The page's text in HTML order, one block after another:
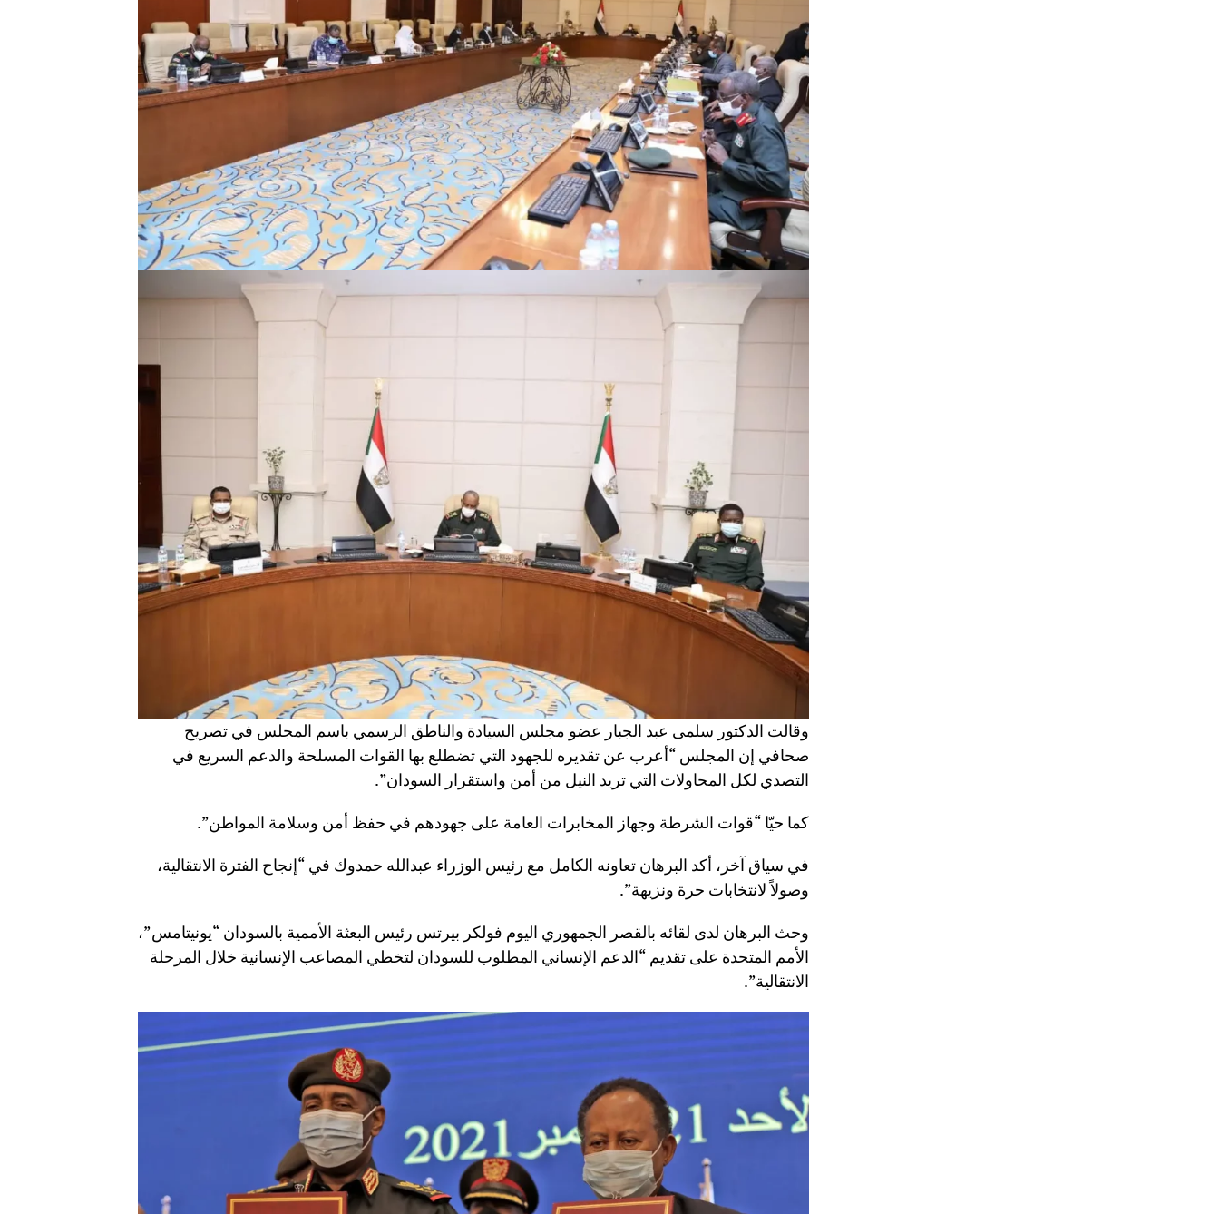
وقالت الدكتور سلمى عبد الجبار عضو مجلس السيادة والناطق الرسمي باسم المجلس في تصريح
صحافي إن المجلس “أعرب عن تقديره للجهود التي تضطلع بها القوات المسلحة والدعم السريع في
التصدي لكل المحاولات التي تريد النيل من أمن واستقرار السودان”.
كما حيّا “قوات الشرطة وجهاز المخابرات العامة على جهودهم في حفظ أمن وسلامة المواطن”.
في سياق آخر، أكد البرهان تعاونه الكامل مع رئيس الوزراء عبدالله حمدوك في “إنجاح الفترة الانتقالية،
وصولاً لانتخابات حرة ونزيهة”.
وحث البرهان لدى لقائه بالقصر الجمهوري اليوم فولكر بيرتس رئيس البعثة الأممية بالسودان “يونيتامس”،
الأمم المتحدة على تقديم “الدعم الإنساني المطلوب للسودان لتخطي المصاعب الإنسانية خلال المرحلة
الانتقالية”.